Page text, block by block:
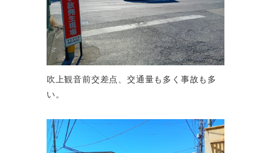
吹上観音前交差点、交通量も多く事故も多
い。